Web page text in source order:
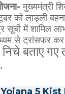
मुख्यमंत्री
को लाड़ली
में शामिल
से ट्रांसफर
निचे बताए गए
5